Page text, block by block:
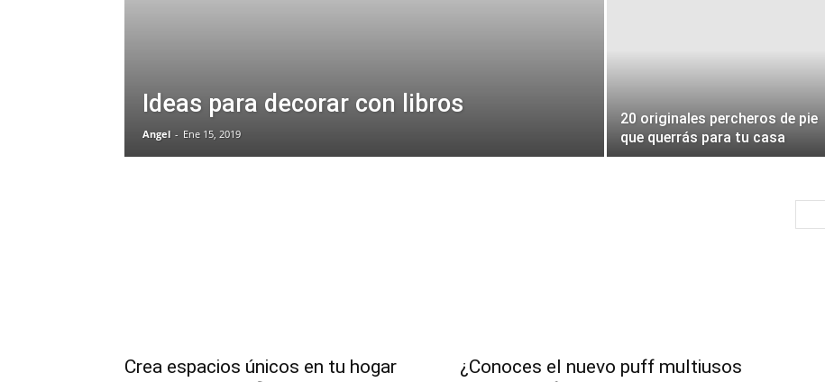
Ideas para decorar con libros
Angel - Ene 15, 2019
20 originales percheros de pie
que querrás para tu casa
Crea espacios únicos en tu hogar
¿Conoces el nuevo puff multiusos